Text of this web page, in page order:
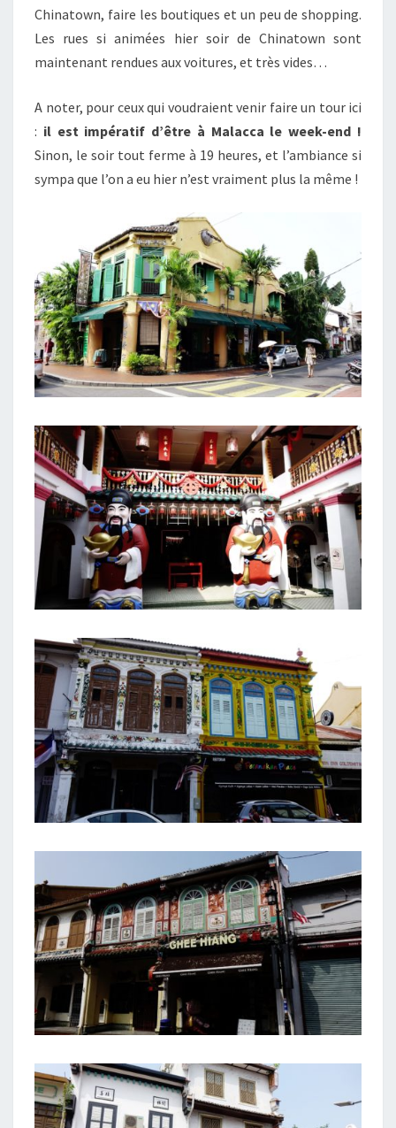
Chinatown, faire les boutiques et un peu de shopping.
Les rues si animées hier soir de Chinatown sont
maintenant rendues aux voitures, et très vides…
A noter, pour ceux qui voudraient venir faire un tour ici
: il est impératif d’être à Malacca le week-end !
Sinon, le soir tout ferme à 19 heures, et l’ambiance si
sympa que l’on a eu hier n’est vraiment plus la même !